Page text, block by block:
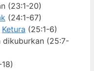
(23:1-20)
(24:1-67)
Ketura (25:1-6)
dikuburkan (25:7-